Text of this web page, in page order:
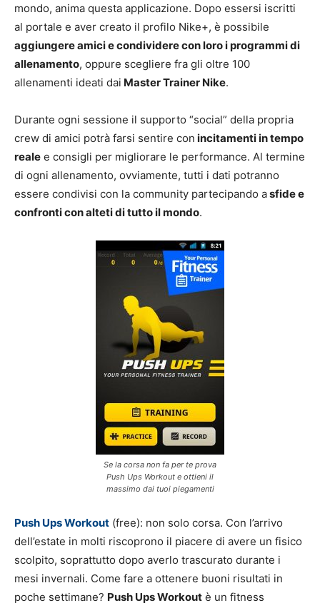
mondo, anima questa applicazione. Dopo essersi iscritti
al portale e aver creato il profilo Nike+, è possibile
aggiungere amici e condividere con loro i programmi di
allenamento, oppure scegliere fra gli oltre 100
allenamenti ideati dai Master Trainer Nike.
Durante ogni sessione il supporto “social” della propria
crew di amici potrà farsi sentire con incitamenti in tempo
reale e consigli per migliorare le performance. Al termine
di ogni allenamento, ovviamente, tutti i dati potranno
essere condivisi con la community partecipando asfide e
confronti con alteti di tutto il mondo.
Se la corsa non fa per te prova
Push Ups Workout e ottieni il
massimo dai tuoi piegamenti
Push Ups Workout (free): non solo corsa. Con l’arrivo
dell’estate in molti riscoprono il piacere di avere un fisico
scolpito, soprattutto dopo averlo trascurato durante i
mesi invernali. Come fare a ottenere buoni risultati in
poche settimane? Push Ups Workout è un fitness